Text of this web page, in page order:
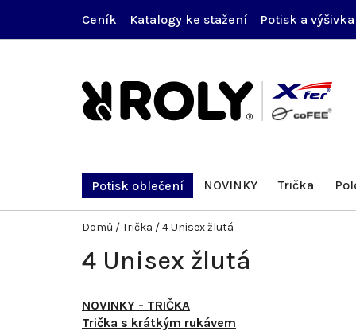
obsah
Ceník Katalogy ke stažení Potisk a výšivka
Potisk oblečení NOVINKY Trička
Domů /Trička /4 Unisex žlutá
4 Unisex žlutá
NOVINKY - TRIČKA
Trička s krátkým rukávem